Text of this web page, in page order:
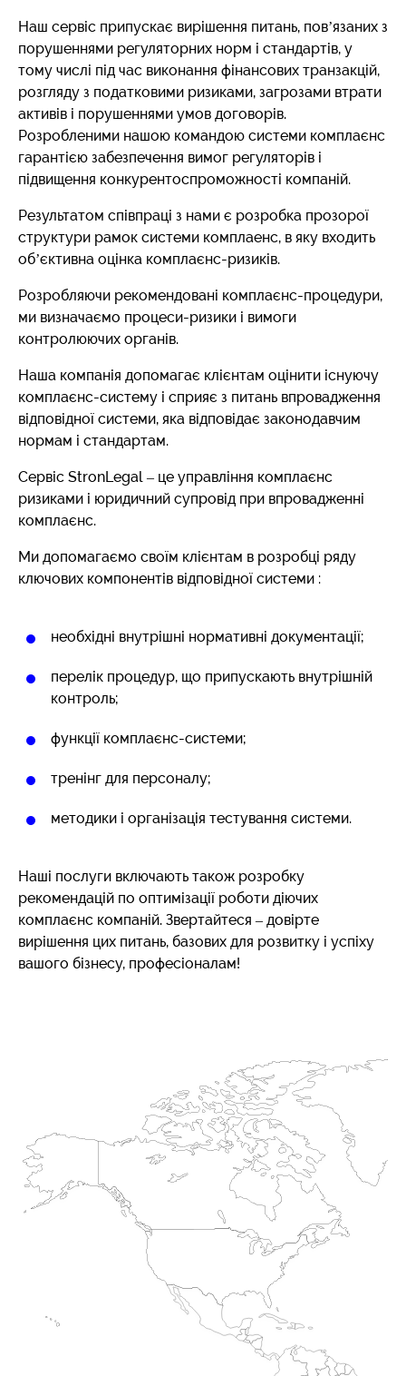
Наш сервіс припускає вирішення питань, пов’язаних з
порушеннями регуляторних норм і стандартів, у
тому числі під час виконання фінансових транзакцій,
розгляду з податковими ризиками, загрозами втрати
активів і порушеннями умов договорів.
Розробленими нашою командою системи комплаєнс
гарантією забезпечення вимог регуляторів і
підвищення конкурентоспроможності компаній.
Результатом співпраці з нами є розробка прозорої
структури рамок системи комплаенс, в яку входить
об’єктивна оцінка комплаєнс-ризиків.
Розробляючи рекомендовані комплаєнс-процедури,
ми визначаємо процеси-ризики і вимоги
контролюючих органів.
Наша компанія допомагає клієнтам оцінити існуючу
комплаєнс-систему і сприяє з питань впровадження
відповідної системи, яка відповідає законодавчим
нормам і стандартам.
Сервіс StronLegal – це управління комплаєнс
ризиками і юридичний супровід при впровадженні
комплаєнс.
Ми допомагаємо своїм клієнтам в розробці ряду
ключових компонентів відповідної системи :
необхідні внутрішні нормативні документації;
перелік процедур, що припускають внутрішній
контроль;
функції комплаєнс-системи;
тренінг для персоналу;
методики і організація тестування системи.
Наші послуги включають також розробку
рекомендацій по оптимізації роботи діючих
комплаєнс компаній. Звертайтеся – довірте
вирішення цих питань, базових для розвитку і успіху
вашого бізнесу, професіоналам!